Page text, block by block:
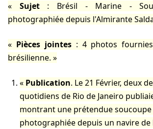
Sujet : Brésil - Marine -
photographiée depuis l'Almirante
Pièces jointes : 4 photos
brésilienne.
Publication. Le 21 Février, deux
quotidiens de Rio de Janeiro
montrant une prétendue
photographiée depuis un navire de